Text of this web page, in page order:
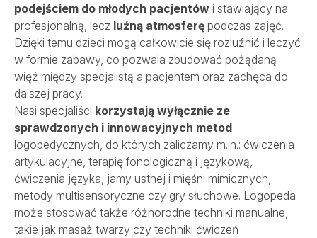
podejściem do młodych pacjentów i stawiający na
profesjonalną, lecz luźną atmosferę podczas zajęć.
Dzięki temu dzieci mogą całkowicie się rozluźnić i leczyć
w formie zabawy, co pozwala zbudować pożądaną
więź między specjalistą a pacjentem oraz zachęca do
dalszej pracy.
Nasi specjaliści korzystają wyłącznie ze
sprawdzonych i innowacyjnych metod
logopedycznych, do których zaliczamy m.in.: ćwiczenia
artykulacyjne, terapię fonologiczną i językową,
ćwiczenia języka, jamy ustnej i mięśni mimicznych,
metody multisensoryczne czy gry słuchowe. Logopeda
może stosować także różnorodne techniki manualne,
takie jak masaż twarzy czy techniki ćwiczeń